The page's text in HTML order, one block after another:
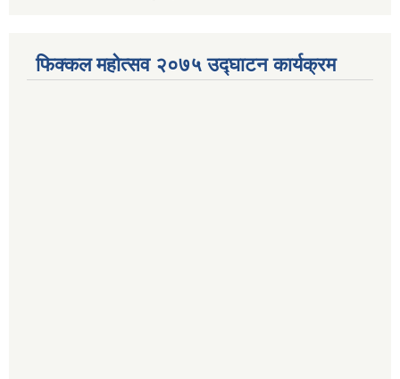
फिक्कल महोत्सव २०७५ उद्घाटन कार्यक्रम